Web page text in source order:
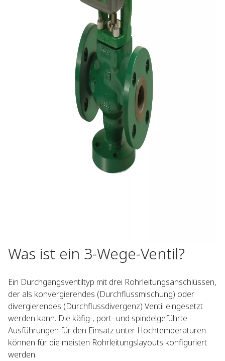
Was ist ein 3-Wege-Ventil?
Ein Durchgangsventiltyp mit drei Rohrleitungsanschlüssen,
der als konvergierendes (Durchflussmischung) oder
divergierendes (Durchflussdivergenz) Ventil eingesetzt
werden kann. Die käfig-, port- und spindelgeführte
Ausführungen für den Einsatz unter Hochtemperaturen
können für die meisten Rohrleitungslayouts konfiguriert
werden.